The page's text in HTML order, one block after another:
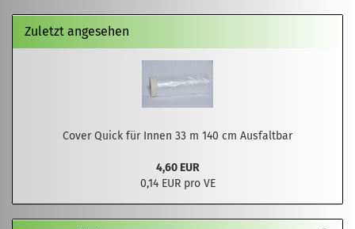
Zuletzt angesehen
Cover Quick für Innen 33 m 140 cm Ausfaltbar
4,60 EUR
0,14 EUR pro VE